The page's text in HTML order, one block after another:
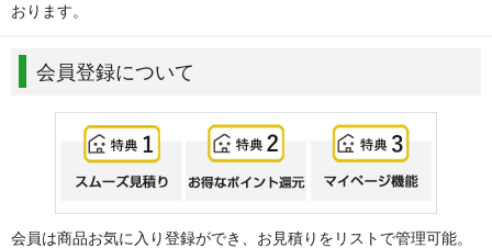
おります。
会員登録について
会員は商品お気に入り登録ができ、お見積りをリストで管理可能。